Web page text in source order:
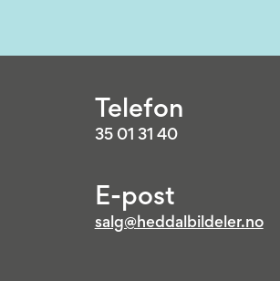
Telefon
35 01 31 40
E-post
salg@heddalbildeler.no